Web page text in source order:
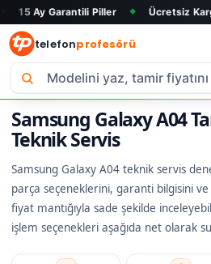
Piller ◆ Ücretsiz Kargo ◆
telefonprofesörü
Samsung Galaxy A04
Teknik Servis
Samsung Galaxy A04 teknik servis
parça seçeneklerini, garanti bilgisini
fiyat mantığıyla sade şekilde
işlem seçenekleri aşağıda net olarak